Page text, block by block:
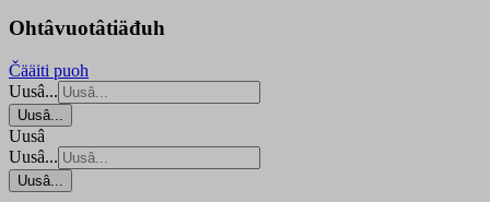
Ohtâvuotâtiäđuh
Čääiti puoh
Uusâ...
Uusâ...
Uusâ
Uusâ...
Uusâ...